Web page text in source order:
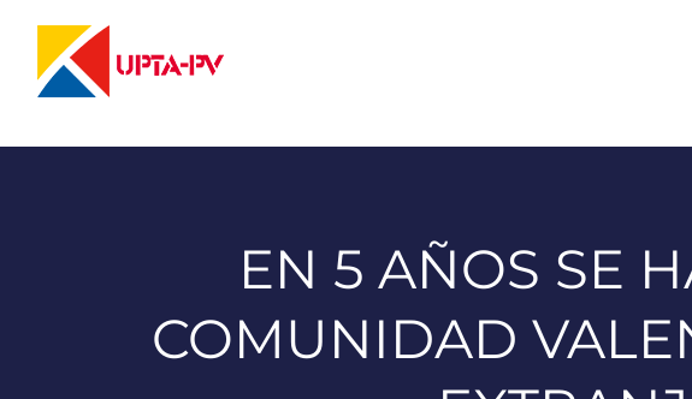
contenido
EN 5 AÑOS SE
COMUNIDAD